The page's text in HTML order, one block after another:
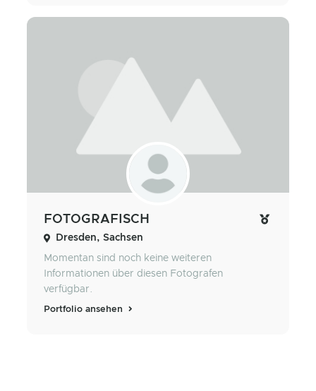
FOTOGRAFISCH
Dresden, Sachsen
Momentan sind noch keine weiteren
Informationen über diesen Fotografen
verfügbar.
Portfolio ansehen